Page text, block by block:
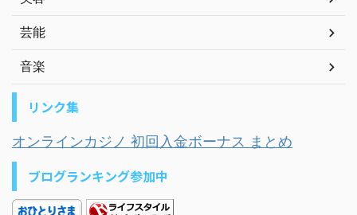
芸能
音楽
リンク集
オンラインカジノ 初回入金ボーナス まとめ
ブログランキング参加中